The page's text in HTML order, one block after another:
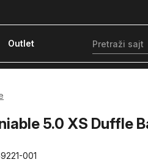
Outlet
5.0 XS Duffle
001